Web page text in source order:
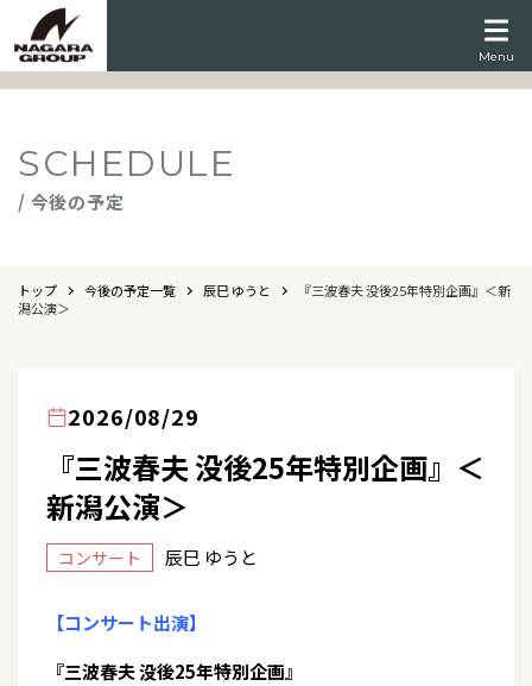
Menu
SCHEDULE
/ 今後の予定
トップ 今後の予定一覧 辰巳 ゆうと
『三波春夫 没後25年特別企画』＜新
潟公演＞
2026/08/29
『三波春夫 没後25年特別企画』＜
新潟公演＞
コンサート 辰巳 ゆうと
【コンサート出演】
『三波春夫 没後25年特別企画』